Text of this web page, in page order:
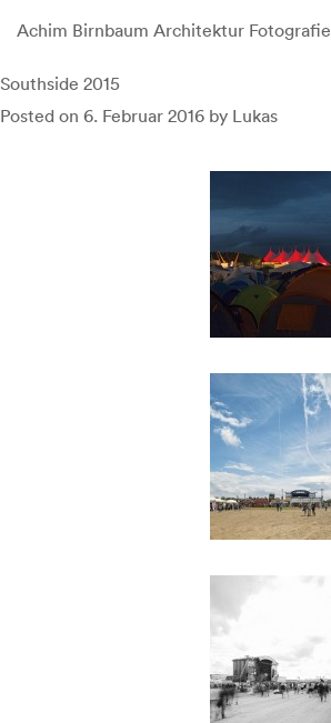
Achim Birnbaum Architektur Fotografie
Skip
to
content
Southside 2015
Posted on 6. Februar 2016 by Lukas